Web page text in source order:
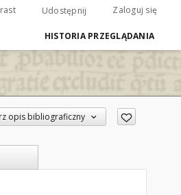
Udostępnij Zaloguj się
HISTORIA PRZEGLĄDANIA
opis bibliograficzny